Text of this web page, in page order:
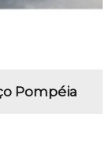
Pompéia